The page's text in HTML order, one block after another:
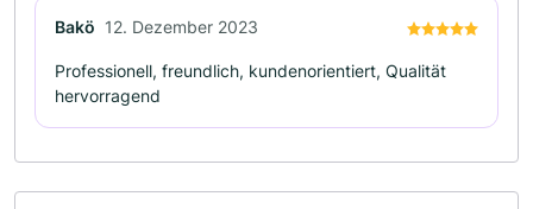
Bakö 12. Dezember 2023
Professionell, freundlich, kundenorientiert, Qualität
hervorragend